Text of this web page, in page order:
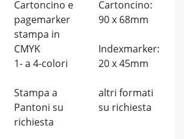
Cartoncino e
pagemarker
stampa in
CMYK
1- a 4-colori
Stampa a
Pantoni su
richiesta
Cartoncino:
90 x 68mm
Indexmarker:
20 x 45mm
altri formati
su richiesta